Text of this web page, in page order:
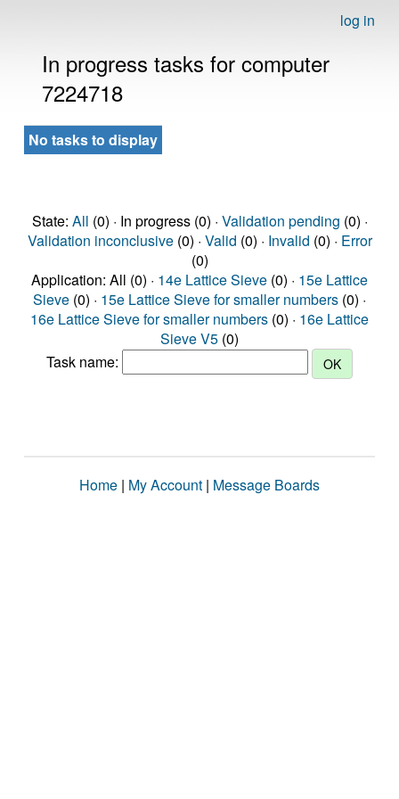
log in
In progress tasks for computer
7224718
No tasks to display
State: All (0) · In progress (0) · Validation pending (0) ·
Validation inconclusive(0) · Valid (0) · Invalid (0) · Error
(0)
Application: All (0) · 14e Lattice Sieve (0) · 15e Lattice
Sieve (0) · 15e Lattice Sieve for smaller numbers (0) ·
16e Lattice Sieve for smaller numbers (0) · 16e Lattice
Sieve V5 (0)
Task name:
Home | My Account | Message Boards